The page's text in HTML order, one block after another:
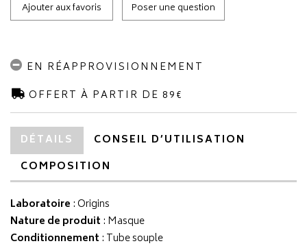
Ajouter aux favoris Poser une question
EN RÉAPPROVISIONNEMENT
OFFERT À PARTIR DE 89€
DÉTAILS
CONSEIL D’UTILISATION
COMPOSITION
Laboratoire :Origins
Nature de produit : Masque
Conditionnement : Tube souple